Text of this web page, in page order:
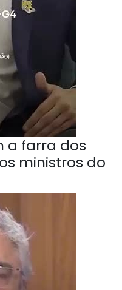
a farra dos
ministros do